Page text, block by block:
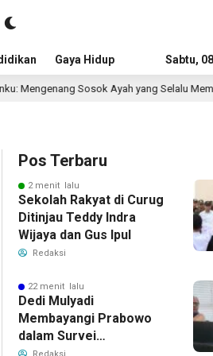
Gaya Hidup Advertorial
Sabtu,
Selalu Membersamaiku 2 jam lalu
Pos Terbaru
2 menit lalu
Sekolah Rakyat di Curug
Ditinjau Teddy Indra
Wijaya dan Gus Ipul
Redaksi
22 menit lalu
Dedi Mulyadi
Membayangi Prabowo
dalam Survei